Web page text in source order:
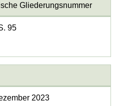
Gliederungsnummer
95
2023